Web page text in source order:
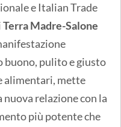
e Italian Trade
Terra Madre-Salone
buono, pulito e giusto
alimentari, mette
nuova relazione con la
più potenteche